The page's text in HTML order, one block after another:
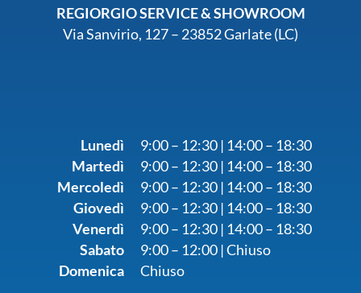
REGIORGIO SERVICE & SHOWROOM
Via Sanvirio, 127 – 23852 Garlate (LC)
Lunedì
Martedì
Mercoledì
Giovedì
Venerdì
Sabato
Domenica
9:00 – 12:30 | 14:00 – 18:30
9:00 – 12:30 | 14:00 – 18:30
9:00 – 12:30 | 14:00 – 18:30
9:00 – 12:30 | 14:00 – 18:30
9:00 – 12:30 | 14:00 – 18:30
9:00 – 12:00 | Chiuso
Chiuso